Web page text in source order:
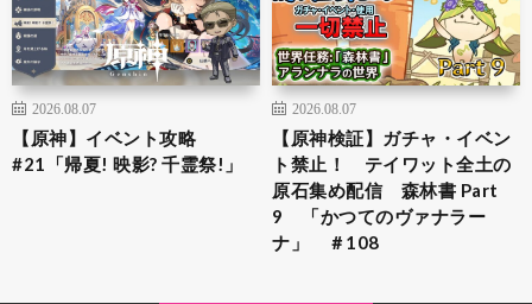
2026.08.07
【原神】イベント攻略
#21「帰夏! 映影? 千霊祭!」
2026.08.07
【原神検証】ガチャ・イベン
ト禁止！ テイワット全土の
原石集め配信 森林書 Part
9 「かつてのヴァナラー
ナ」 ＃108